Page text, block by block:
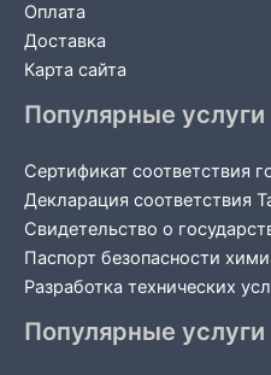
Оплата
Доставка
Карта сайта
Популярные услуги
Сертификат соответствия
Декларация соответствия
Свидетельство о
Паспорт безопасности
Разработка технических
Популярные услуги